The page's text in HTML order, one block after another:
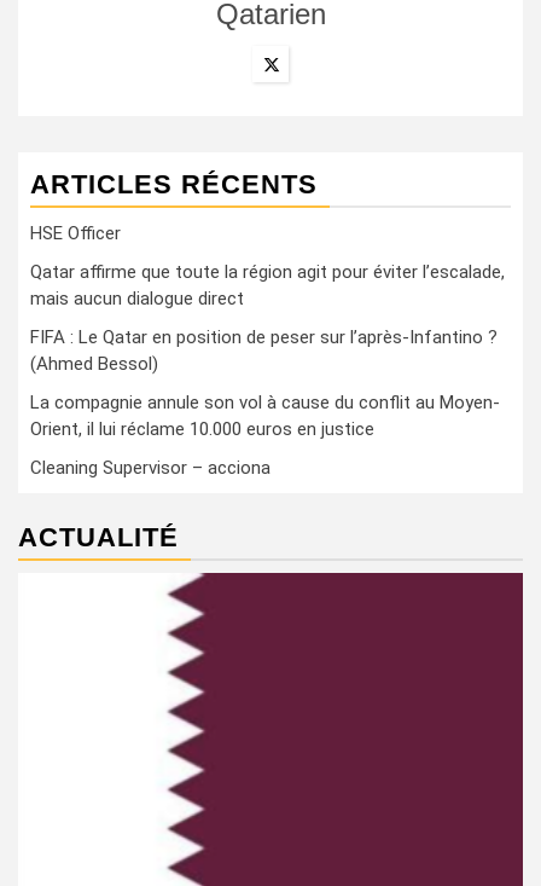
Qatarien
ARTICLES RÉCENTS
HSE Officer
Qatar affirme que toute la région agit pour éviter l’escalade,
mais aucun dialogue direct
FIFA : Le Qatar en position de peser sur l’après-Infantino ?
(Ahmed Bessol)
La compagnie annule son vol à cause du conflit au Moyen-
Orient, il lui réclame 10.000 euros en justice
Cleaning Supervisor – acciona
ACTUALITÉ